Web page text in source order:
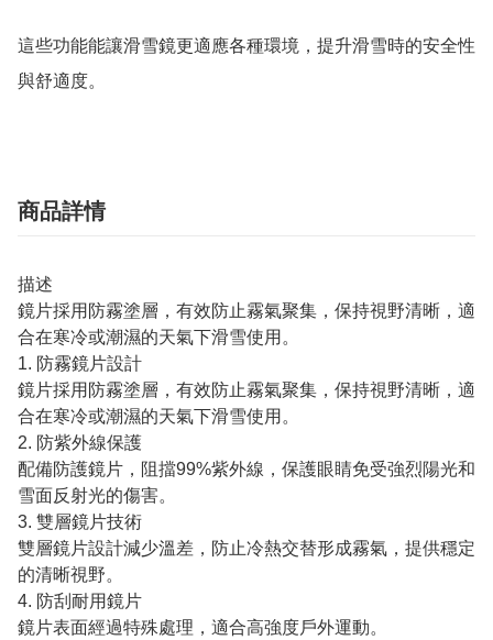
這些功能能讓滑雪鏡更適應各種環境，提升滑雪時的安全性
與舒適度。
商品詳情
描述
鏡片採用防霧塗層，有效防止霧氣聚集，保持視野清晰，適
合在寒冷或潮濕的天氣下滑雪使用。
1. 防霧鏡片設計
鏡片採用防霧塗層，有效防止霧氣聚集，保持視野清晰，適
合在寒冷或潮濕的天氣下滑雪使用。
2. 防紫外線保護
配備防護鏡片，阻擋99%紫外線，保護眼睛免受強烈陽光和
雪面反射光的傷害。
3. 雙層鏡片技術
雙層鏡片設計減少溫差，防止冷熱交替形成霧氣，提供穩定
的清晰視野。
4. 防刮耐用鏡片
鏡片表面經過特殊處理，適合高強度戶外運動。